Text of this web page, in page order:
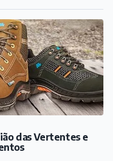
das Vertentes e